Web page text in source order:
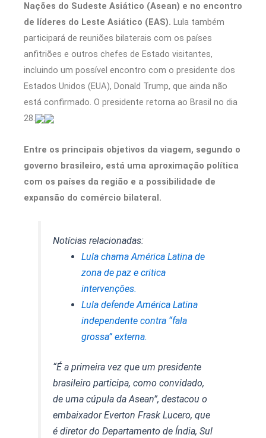
Nações do Sudeste Asiático (Asean) e no encontro
de líderes do Leste Asiático (EAS). Lula também
participará de reuniões bilaterais com os países
anfitriões e outros chefes de Estado visitantes,
incluindo um possível encontro com o presidente dos
Estados Unidos (EUA), Donald Trump, que ainda não
está confirmado. O presidente retorna ao Brasil no dia
28.
Entre os principais objetivos da viagem, segundo o
governo brasileiro, está uma aproximação política
com os países da região e a possibilidade de
expansão do comércio bilateral.
Notícias relacionadas:
Lula chama América Latina de
zona de paz e critica
intervenções.
Lula defende América Latina
independente contra “fala
grossa” externa.
“É a primeira vez que um presidente
brasileiro participa, como convidado,
de uma cúpula da Asean”, destacou o
embaixador Everton Frask Lucero, que
é diretor do Departamento de Índia, Sul